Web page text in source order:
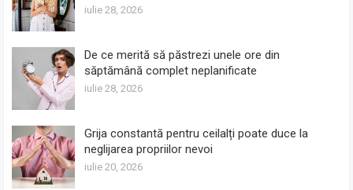
iulie 28, 2026
De ce merită să păstrezi unele ore din
săptămână complet neplanificate
iulie 28, 2026
Grija constantă pentru ceilalți poate duce la
neglijarea propriilor nevoi
iulie 20, 2026